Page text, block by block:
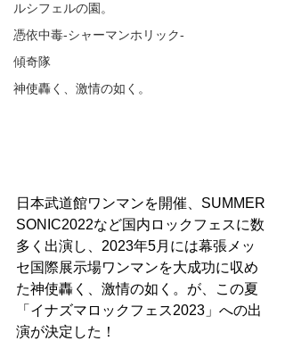
ルシフェルの園。
憑依中毒-シャーマンホリック-
傾奇隊
神使轟く、激情の如く。
日本武道館ワンマンを開催、SUMMER
SONIC2022など国内ロックフェスに数
多く出演し、2023年5月には幕張メッ
セ国際展示場ワンマンを大成功に収め
た神使轟く、激情の如く。が、この夏
「イナズマロックフェス2023」への出
演が決定した！